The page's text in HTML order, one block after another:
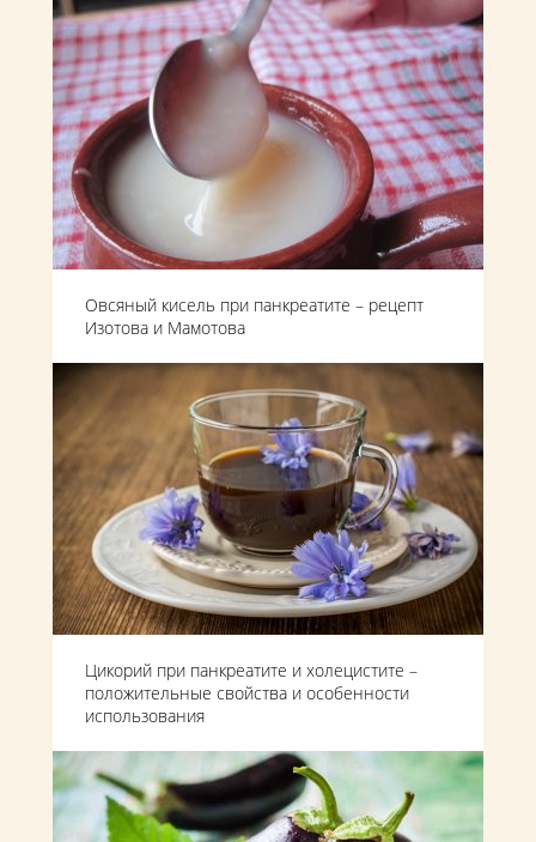
Овсяный кисель при панкреатите – рецепт
Изотова и Мамотова
Цикорий при панкреатите и холецистите –
положительные свойства и особенности
использования